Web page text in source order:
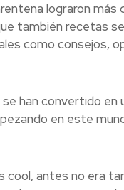
lograron
también recetas
como consejos,
han convertido
en este
cool, antes no era